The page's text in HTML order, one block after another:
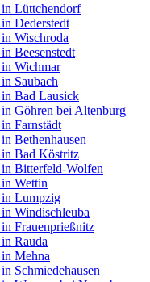
Lüttchendorf
Dederstedt
Wischroda
Beesenstedt
Wichmar
Saubach
Bad Lausick
Göhren bei Altenburg
Farnstädt
Bethenhausen
in Bad Köstritz
Bitterfeld-Wolfen
Wettin
in Lumpzig
Windischleuba
Frauenprießnitz
Rauda
Mehna
Schmiedehausen